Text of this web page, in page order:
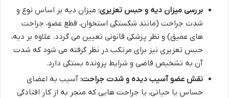
بررسی میزان دیه و حبس تعزیری: میزان دیه بر اساس نوع و
شدت جراحت (مانند شکستگی استخوان، قطع عضو، جراحت
های عمیق) و نظر پزشکی قانونی تعیین می گردد. علاوه بر دیه،
حبس تعزیری نیز برای مرتکب در نظر گرفته می شود که شدت
آن به تشخیص قاضی و شرایط پرونده بستگی دارد.
نقش عضو آسیب دیده و شدت جراحت: آسیب به اعضای
حساس یا حیاتی، یا جراحت هایی که منجر به از کار افتادگی